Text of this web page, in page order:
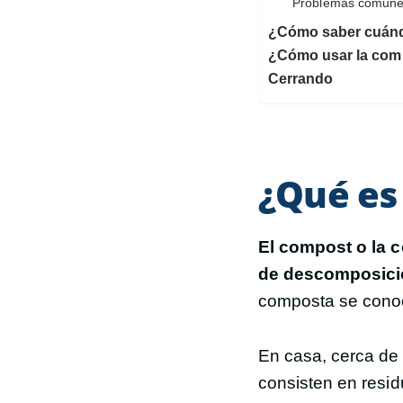
¿Cómo saber
¿Cómo usar la
Cerrando
¿Qué
El compost o la
de
composta se
En casa, cerca
consisten en